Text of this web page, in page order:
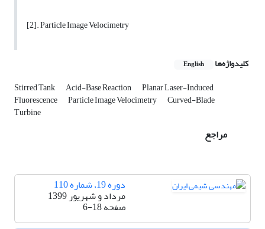
[2]. Particle Image Velocimetry
کلیدواژه‌ها English
Stirred Tank Acid-Base Reaction Planar Laser-Induced
Fluorescence Particle Image Velocimetry Curved-Blade
Turbine
مراجع
دوره 19، شماره 110
مرداد و شهریور 1399
صفحه6-18